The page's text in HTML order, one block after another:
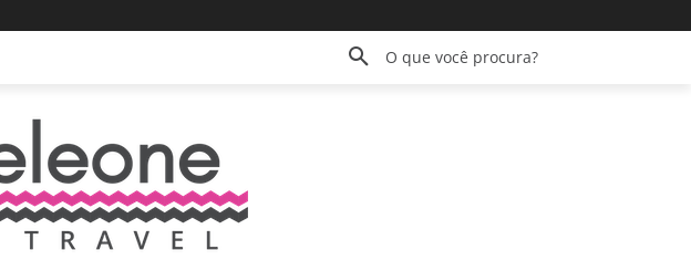
O que você procura?